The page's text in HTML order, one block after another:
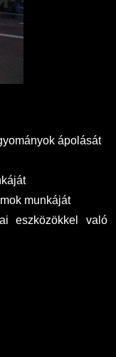
ápolását
munkáját
eszközökkel való